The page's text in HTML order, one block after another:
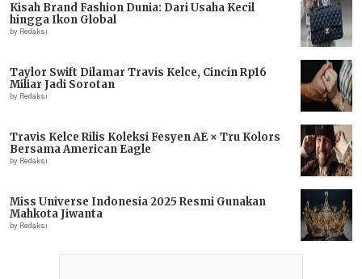
Kisah Brand Fashion Dunia: Dari Usaha Kecil
hingga Ikon Global
by Redaksi
Taylor Swift Dilamar Travis Kelce, Cincin Rp16
Miliar Jadi Sorotan
by Redaksi
Travis Kelce Rilis Koleksi Fesyen AE × Tru Kolors
Bersama American Eagle
by Redaksi
Miss Universe Indonesia 2025 Resmi Gunakan
Mahkota Jiwanta
by Redaksi